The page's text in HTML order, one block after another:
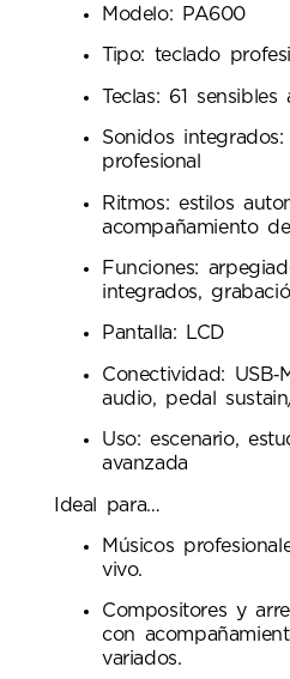
Modelo: PA600
Tipo: teclado
Teclas: 61 sensibles
Sonidos
profesional
Ritmos: estilos
acompañamiento
Funciones:
integrados,
Pantalla: LCD
Conectividad:
audio, pedal
Uso: escenario,
avanzada
Ideal para…
Músicos
vivo.
Compositores y
con
variados.